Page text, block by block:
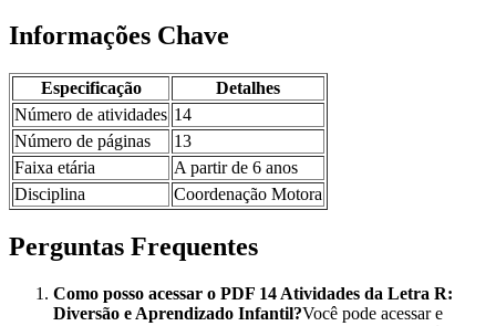
Informações Chave
Especificação
Detalhes
Número de atividades 14
Número de páginas
13
Faixa etária
A partir de 6 anos
Disciplina
Coordenação Motora
Perguntas Frequentes
Como posso acessar o PDF 14 Atividades da Letra R:
Diversão e Aprendizado Infantil?Você pode acessar e